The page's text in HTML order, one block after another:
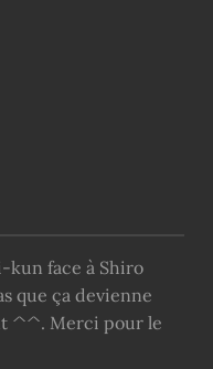
kun face à Shiro
que ça devienne
^^. Merci pour le